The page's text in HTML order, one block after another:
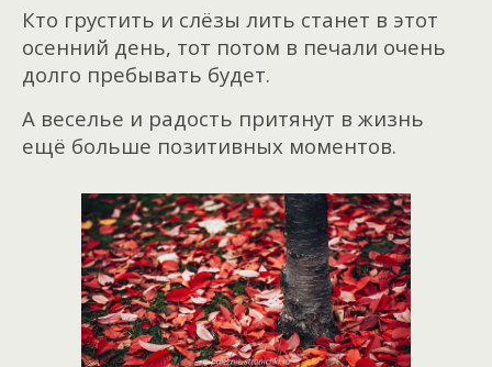
Кто грустить и слёзы лить станет в этот
осенний день, тот потом в печали очень
долго пребывать будет.
А веселье и радость притянут в жизнь
ещё больше позитивных моментов.